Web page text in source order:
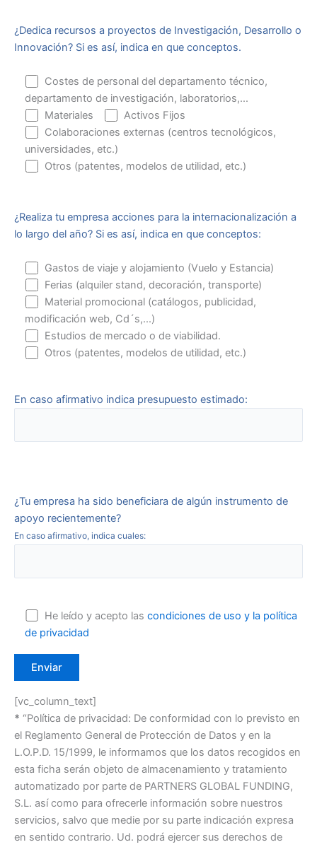
¿Dedica recursos a proyectos de Investigación, Desarrollo o
Innovación? Si es así, indica en que conceptos.
Costes de personal del departamento técnico,
departamento de investigación, laboratorios,...
Materiales
Activos Fijos
Colaboraciones externas (centros tecnológicos,
universidades, etc.)
Otros (patentes, modelos de utilidad, etc.)
¿Realiza tu empresa acciones para la internacionalización a
lo largo del año? Si es así, indica en que conceptos:
Gastos de viaje y alojamiento (Vuelo y Estancia)
Ferias (alquiler stand, decoración, transporte)
Material promocional (catálogos, publicidad,
modificación web, Cd´s,...)
Estudios de mercado o de viabilidad.
Otros (patentes, modelos de utilidad, etc.)
En caso afirmativo indica presupuesto estimado:
¿Tu empresa ha sido beneficiara de algún instrumento de
apoyo recientemente?
En caso afirmativo, indica cuales:
He leído y acepto las condiciones de uso y la política
de privacidad
[vc_column_text]
* “Política de privacidad: De conformidad con lo previsto en
el Reglamento General de Protección de Datos y en la
L.O.P.D. 15/1999, le informamos que los datos recogidos en
esta ficha serán objeto de almacenamiento y tratamiento
automatizado por parte de PARTNERS GLOBAL FUNDING,
S.L. así como para ofrecerle información sobre nuestros
servicios, salvo que medie por su parte indicación expresa
en sentido contrario. Ud. podrá ejercer sus derechos de